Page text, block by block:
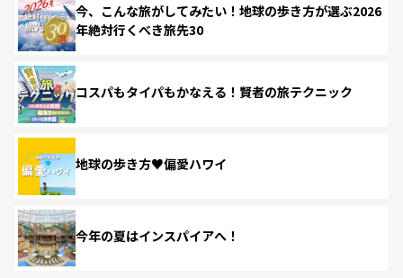
今、こんな旅がしてみたい！地球の歩き方が選ぶ2026
年絶対行くべき旅先30
コスパもタイパもかなえる！賢者の旅テクニック
地球の歩き方♥偏愛ハワイ
今年の夏はインスパイアへ！